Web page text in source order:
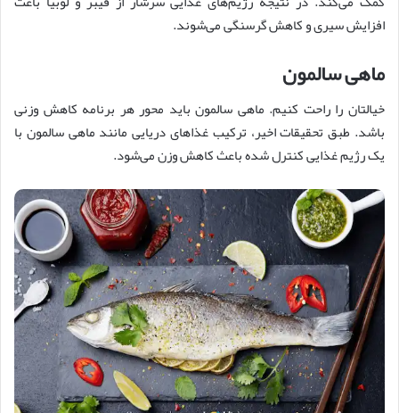
افزایش سیری و کاهش گرسنگی می‌شوند.
ماهی سالمون
خیالتان را راحت کنیم. ماهی سالمون باید محور هر برنامه کاهش وزنی
باشد. طبق تحقیقات اخیر، ترکیب غذاهای دریایی مانند ماهی سالمون با
یک رژیم غذایی کنترل شده باعث کاهش وزن می‌شود.